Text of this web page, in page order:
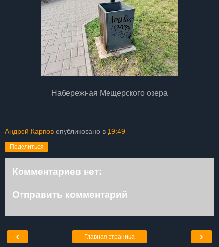
Набережная Мещерского озера
Андрей Карпов опубликовано в 19:49
Поделиться
Комментариев нет:
Отправить комментарий
‹ ›
Главная страница